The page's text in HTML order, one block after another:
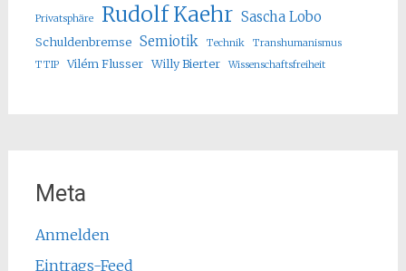
Privatsphäre Rudolf Kaehr Sascha Lobo
Schuldenbremse Semiotik Technik
Transhumanismus
TTIP
Vilém Flusser Willy Bierter Wissenschaftsfreiheit
Meta
Anmelden
Eintrags-Feed